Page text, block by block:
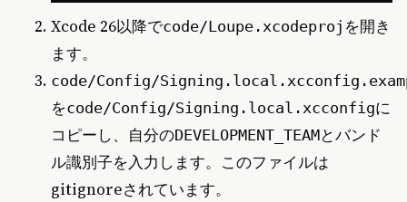
Xcode 26以降でcode/Loupe.xcodeproj を開き
ます。
code/Config/
をcode/Config/Signing.local.xcconfigに
コピーし、自分のDEVELOPMENT_TEAMとバンド
ル識別子を入力します。このファイルは
gitignoreされています。